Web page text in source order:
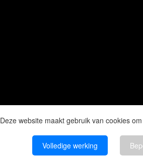
Deze website maakt gebruik van cookies
Volledige werking